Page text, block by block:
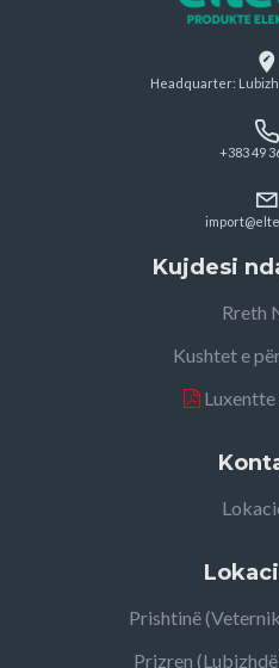
Headquarter:
+383 49
Kujdesi
Rreth
Kushtet e
Prishtinë
Prizren